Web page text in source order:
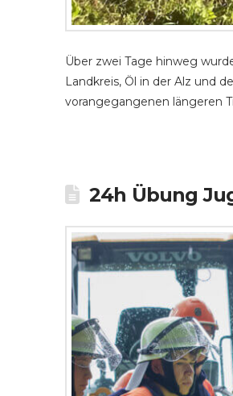
Über zwei Tage hinweg
Landkreis, Öl in der Alz und
vorangegangenen längeren
24h Übung